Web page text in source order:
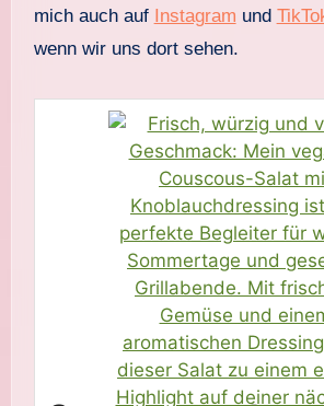
mich auch auf Instagram und
wenn wir uns dort sehen.